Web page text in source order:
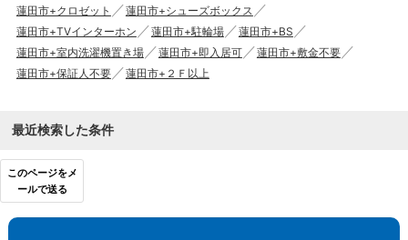
蓮田市+クロゼット
蓮田市+シューズボックス
蓮田市+TVインターホン
蓮田市+駐輪場
蓮田市+BS
蓮田市+室内洗濯機置き場
蓮田市+即入居可
蓮田市+敷金不要
蓮田市+保証人不要
蓮田市+２Ｆ以上
最近検索した条件
このページをメ
ールで送る